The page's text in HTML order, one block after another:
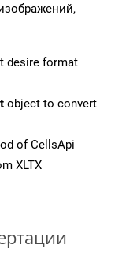
desire format
object to convert
of CellsApi
XLTX